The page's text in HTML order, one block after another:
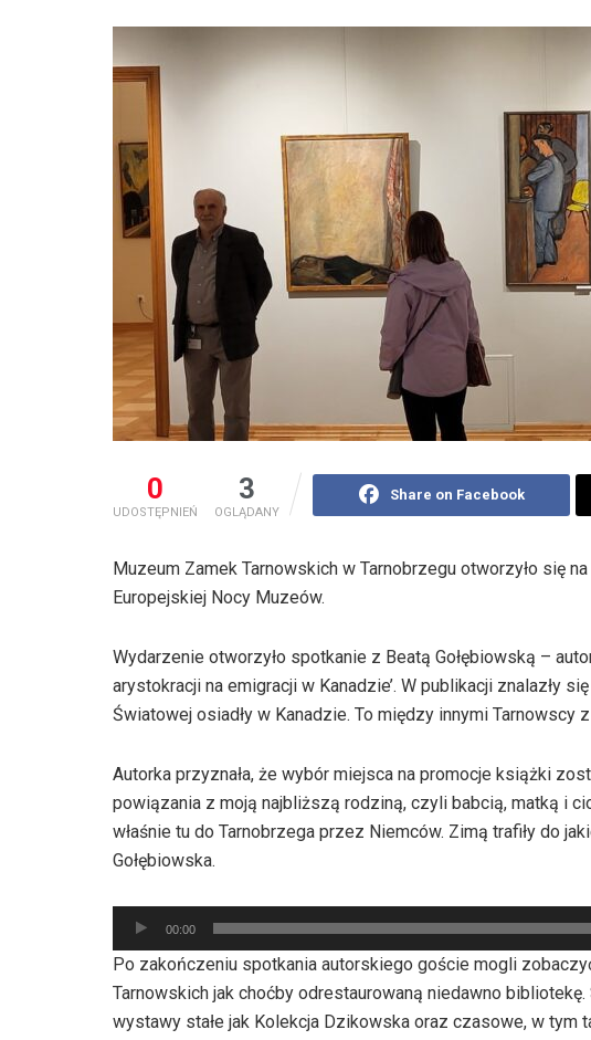
0
UDOSTĘPNIEŃ
3
OGLĄDANY
Share on Facebook
Muzeum Zamek Tarnowskich w Tarnobrzegu otworzyło się
Europejskiej Nocy Muzeów.
Wydarzenie otworzyło spotkanie z Beatą Gołębiowską –
arystokracji na emigracji w Kanadzie’. W publikacji znalazły
Światowej osiadły w Kanadzie. To między innymi Tarnowscy
Autorka przyznała, że wybór miejsca na promocje książki
powiązania z moją najbliższą rodziną, czyli babcią, matką i
właśnie tu do Tarnobrzega przez Niemców. Zimą trafiły do
Gołębiowska.
Odtwarzacz
plików
dźwiękowych
00:00
Po zakończeniu spotkania autorskiego goście mogli
Tarnowskich jak choćby odrestaurowaną niedawno
wystawy stałe jak Kolekcja Dzikowska oraz czasowe, w tym